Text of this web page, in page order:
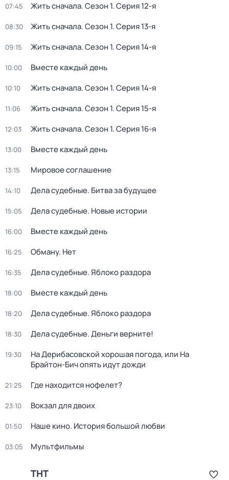
07:45 Жить сначала. Сезон 1. Серия 12-я
08:30 Жить сначала. Сезон 1. Серия 13-я
09:15 Жить сначала. Сезон 1. Серия 14-я
10:00 Вместе каждый день
10:10 Жить сначала. Сезон 1. Серия 14-я
11:06 Жить сначала. Сезон 1. Серия 15-я
12:03 Жить сначала. Сезон 1. Серия 16-я
13:00 Вместе каждый день
13:15 Мировое соглашение
14:10 Дела судебные. Битва за будущее
15:05 Дела судебные. Новые истории
16:00 Вместе каждый день
16:25 Обману. Нет
16:35 Дела судебные. Яблоко раздора
18:00 Вместе каждый день
18:20 Дела судебные. Яблоко раздора
18:30 Дела судебные. Деньги верните!
19:30
На Дерибасовской хорошая погода, или На
Брайтон-Бич опять идут дожди
21:25 Где находится нофелет?
23:10 Вокзал для двоих
01:50 Наше кино. История большой любви
03:05 Мультфильмы
ТНТ